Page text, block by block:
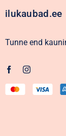
ilukaubad.ee
Tunne end